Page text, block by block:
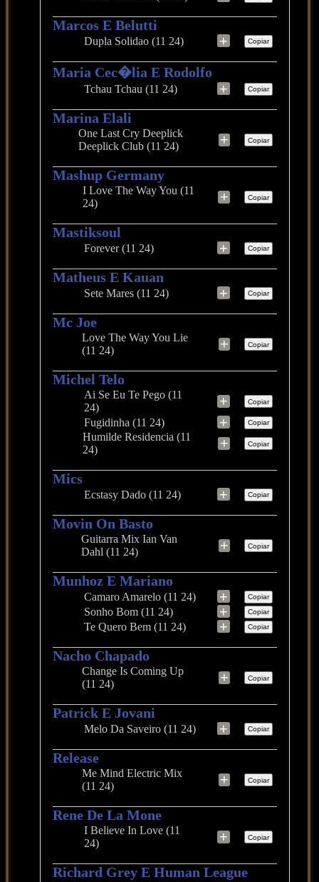
Marcos E Belutti
Dupla Solidao (11 24) + Copiar
Maria Cec�lia E Rodolfo
Tchau Tchau (11 24) + Copiar
Marina Elali
One Last Cry Deeplick
Deeplick Club (11 24)
+ Copiar
Mashup Germany
I Love The Way You (11
24)
+ Copiar
Mastiksoul
Forever (11 24) + Copiar
Matheus E Kauan
Sete Mares (11 24) + Copiar
Mc Joe
Love The Way You Lie
(11 24)
+ Copiar
Michel Telo
Ai Se Eu Te Pego (11
24)
+ Copiar
Fugidinha (11 24) + Copiar
Humilde Residencia (11
24)
+ Copiar
Mics
Ecstasy Dado (11 24) + Copiar
Movin On Basto
Guitarra Mix Ian Van
Dahl (11 24)
+ Copiar
Munhoz E Mariano
Camaro Amarelo (11 24) + Copiar
Sonho Bom (11 24) + Copiar
Te Quero Bem (11 24) + Copiar
Nacho Chapado
Change Is Coming Up
(11 24)
+ Copiar
Patrick E Jovani
Melo Da Saveiro (11 24) + Copiar
Release
Me Mind Electric Mix
(11 24)
+ Copiar
Rene De La Mone
I Believe In Love (11
24)
+ Copiar
Richard Grey E Human League